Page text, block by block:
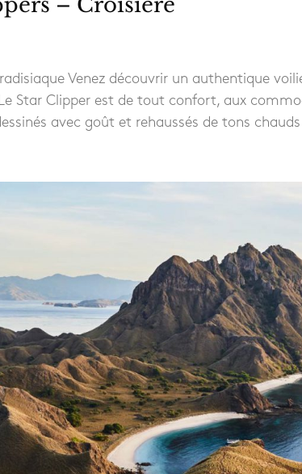
Venez découvrir un authentique
Star Clipper est de tout confort, aux
avec goût et rehaussés de tons